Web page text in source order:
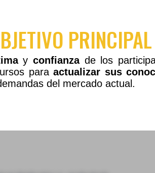
PRINCIPAL
yconfianzade los
paraactualizar sus
del mercado actual.